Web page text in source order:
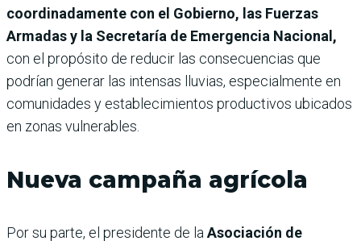
coordinadamente con el Gobierno, las Fuerzas
Armadas y la Secretaría de Emergencia Nacional,
con el propósito de reducir las consecuencias que
podrían generar las intensas lluvias, especialmente en
comunidades y establecimientos productivos ubicados
en zonas vulnerables.
Nueva campaña agrícola
Por su parte, el presidente de la Asociación de